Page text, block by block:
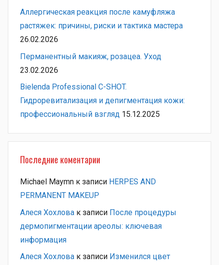
Аллергическая реакция после камуфляжа
растяжек: причины, риски и тактика мастера
26.02.2026
Перманентный макияж, розацеа. Уход
23.02.2026
Bielenda Professional C-SHOT.
Гидроревитализация и депигментация кожи:
профессиональный взгляд 15.12.2025
Последние коментарии
Michael Maymn к записи HERPES AND
PERMANENT MAKEUP
Алеся Хохлова к записи После процедуры
дермопигментации ареолы: ключевая
информация
Алеся Хохлова к записи Изменился цвет